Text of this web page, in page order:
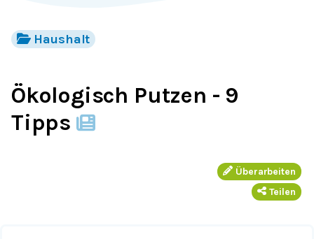
Haushalt
Ökologisch Putzen - 9
Tipps
Überarbeiten
Teilen